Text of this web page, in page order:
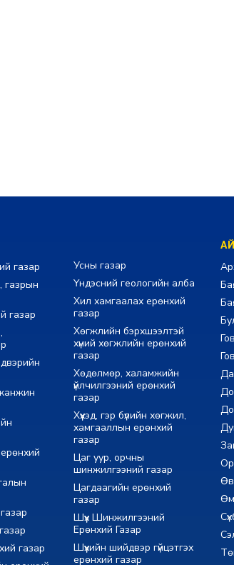
газар
газрын
газар
газар
Усны газар
Үндэсний геологийн алба
Хил хамгаалах ерөнхий
газар
Хөгжлийн бэрхшээлтэй
хүний хөгжлийн ерөнхий
газар
Хөдөлмөр, халамжийн
үйлчилгээний ерөнхий
газар
Хүүхэд, гэр бүлийн хөгжил,
хамгааллын ерөнхий
газар
Цаг уур, орчны
шинжилгээний газар
Цагдаагийн ерөнхий
газар
Шүүх Шинжилгээний
Ерөнхий Газар
Шүүхийн шийдвэр гүйцэтгэх
ерөнхий газар